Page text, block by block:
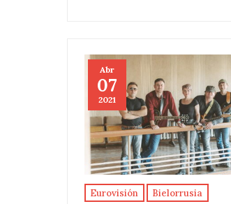
Abr
07
2021
Eurovisión Bielorrusia